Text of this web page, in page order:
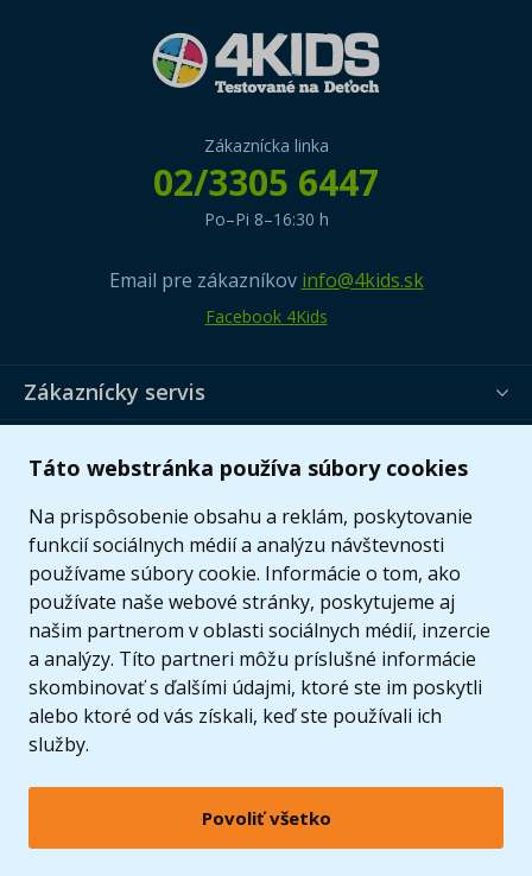
Táto webstránka používa súbory cookies
Na prispôsobenie obsahu a reklám, poskytovanie
funkcií sociálnych médií a analýzu návštevnosti
používame súbory cookie. Informácie o tom, ako
používate naše webové stránky, poskytujeme aj
našim partnerom v oblasti sociálnych médií, inzercie
a analýzy. Títo partneri môžu príslušné informácie
skombinovať s ďalšími údajmi, ktoré ste im poskytli
alebo ktoré od vás získali, keď ste používali ich
služby.
Povoliť všetko
Zákaznícka linka
02/3305 6447
Po–Pi 8–16:30 h
Email pre zákazníkov info@4kids.sk
Facebook 4Kids
Zákaznícky servis
© 2005 - 2026 Copyright 4kids.sk